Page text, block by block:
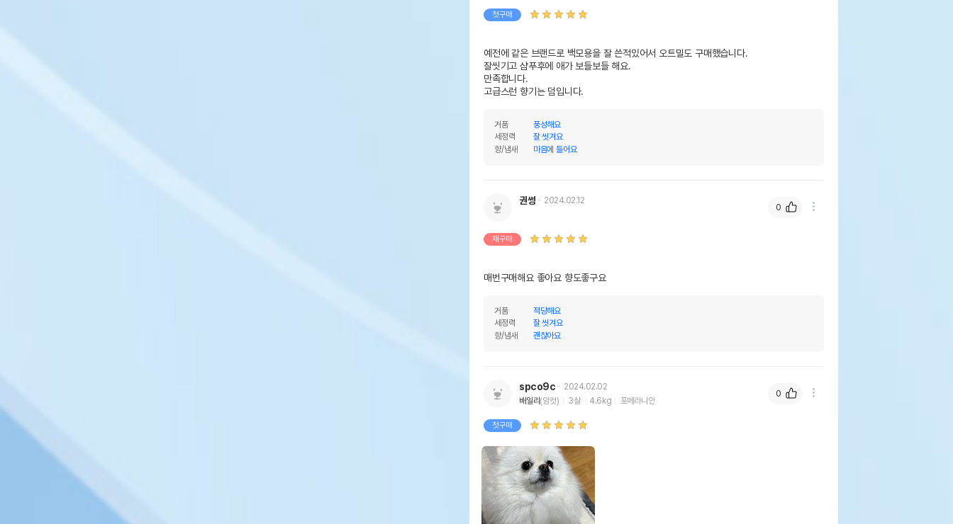
상품 필수 정보
품명 및 모델명
첫구매
예전에 같은 브랜드로 백모용을 잘 쓴적있어서 오트밀도 구매했습니다.
잘씻기고 샴푸후에 애가 보들보들 해요.
만족합니다.
고급스런 향기는 덤입니다.
거품
풍성해요
세정력
잘 씻겨요
향/냄새
마음에 들어요
권썽 2024.02.12
재구매
매번구매해요 좋아요 향도좋구요
거품
적당해요
세정력
잘 씻겨요
향/냄새
괜찮아요
0
spco9c
2024.02.02
배일리(암컷) 3살 4.6kg 포메라니안
첫구매
0